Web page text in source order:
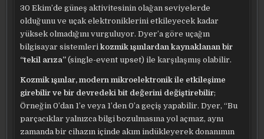
30 Ekim’de güneş aktivitesinin olağan seviyelerde
olduğunu ve uçak elektroniklerini etkileyecek kadar
yüksek olmadığını vurguluyor. Dyer’a göre uçağın
bilgisayar sistemlerikozmik ışınlardan kaynaklanan bir
“tekil arıza” (single-event upset) ile karşılaşmış olabilir.
Kozmik ışınlar, modern mikroelektronik ile etkileşime
girebilir ve bir devredeki bit değerini değiştirebilir;
Örneğin 0’dan 1’e veya 1’den 0’a geçiş yapabilir. Dyer, “Bu
parçacıklar yalnızca bilgi bozulmasına yol açmaz, aynı
zamanda bir cihazın içinde akım indükleyerek donanımın